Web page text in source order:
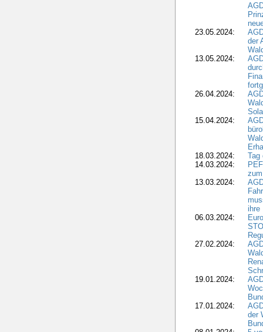
23.05.2024:
der
13.05.2024:
26.04.2024:
15.04.2024:
18.03.2024:
Tag
14.03.2024:
13.03.2024:
ihre
06.03.2024:
27.02.2024:
19.01.2024:
17.01.2024:
der